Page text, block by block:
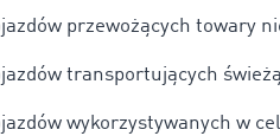
przewożących towary
transportujących
wykorzystywanych w